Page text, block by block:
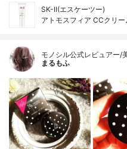
SK-II(エスケーツー)
アトモスフィア CCクリー
モノシル公式レビュアー/
まるもふ